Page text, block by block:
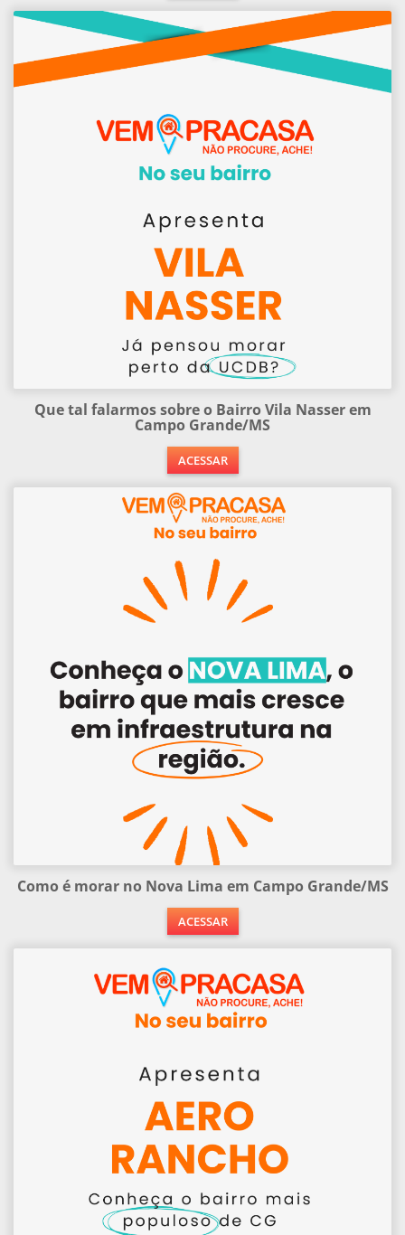
Que tal falarmos sobre o Bairro Vila Nasser em
Campo Grande/MS
ACESSAR
Como é morar no Nova Lima em Campo Grande/MS
ACESSAR